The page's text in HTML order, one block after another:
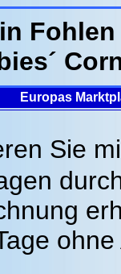
Europas
Sie